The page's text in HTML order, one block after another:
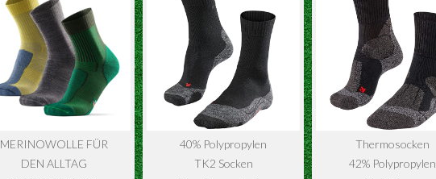
MERINOWOLLE FÜR
DEN ALLTAG
40% Polypropylen
TK2 Socken
Thermosocken
42% Polypropylen